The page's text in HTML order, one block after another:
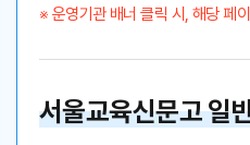
※ 운영기관 배너 클릭 시, 해당 페
서울교육신문고 일